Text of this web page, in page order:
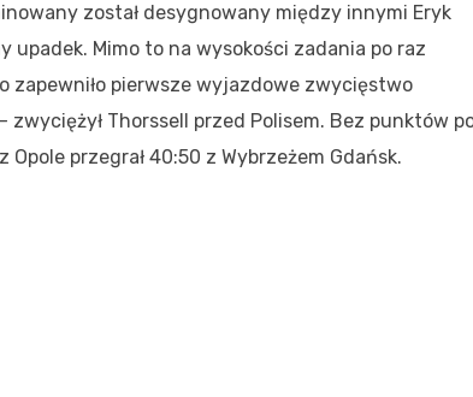
został desygnowany między innymi Eryk
upadek. Mimo to na wysokości zadania po raz
zapewniło pierwsze wyjazdowe zwycięstwo
Thorssell przed Polisem. Bez punktów
przegrał 40:50 z Wybrzeżem Gdańsk.